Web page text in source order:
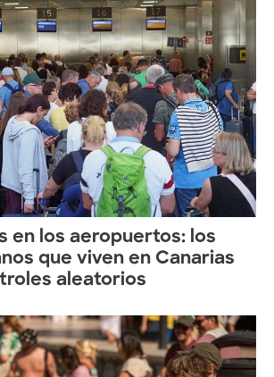
en los aeropuertos: los
que viven en Canarias
aleatorios